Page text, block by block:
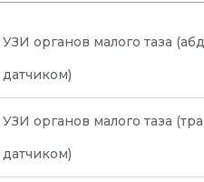
УЗИ органов малого таза
датчиком)
УЗИ органов малого таза
датчиком)